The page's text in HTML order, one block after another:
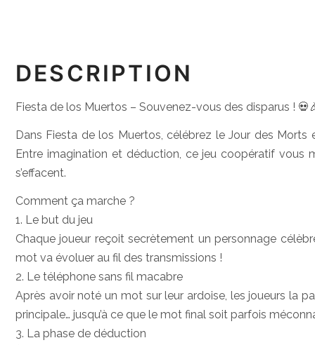
DESCRIPTION
Fiesta de los Muertos – Souvenez-vous des disparus !
Dans Fiesta de los Muertos, célébrez le Jour des
Entre imagination et déduction, ce jeu coopératif vous
s’effacent.
Comment ça marche ?
1. Le but du jeu
Chaque joueur reçoit secrètement un personnage
mot va évoluer au fil des transmissions !
2. Le téléphone sans fil macabre
Après avoir noté un mot sur leur ardoise, les joueurs la
principale… jusqu’à ce que le mot final soit parfois
3. La phase de déduction